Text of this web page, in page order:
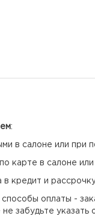
:
в салоне или при
карте в салоне или
в кредит и
оплаты -
забудьте указать